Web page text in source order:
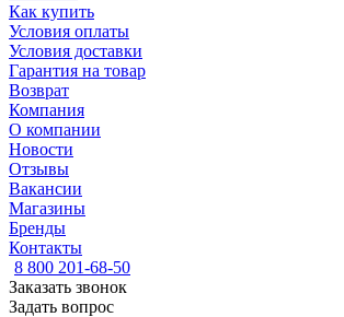
Как купить
Условия оплаты
Условия доставки
Гарантия на товар
Возврат
Компания
О компании
Новости
Отзывы
Вакансии
Магазины
Бренды
Контакты
8 800 201-68-50
Заказать звонок
Задать вопрос